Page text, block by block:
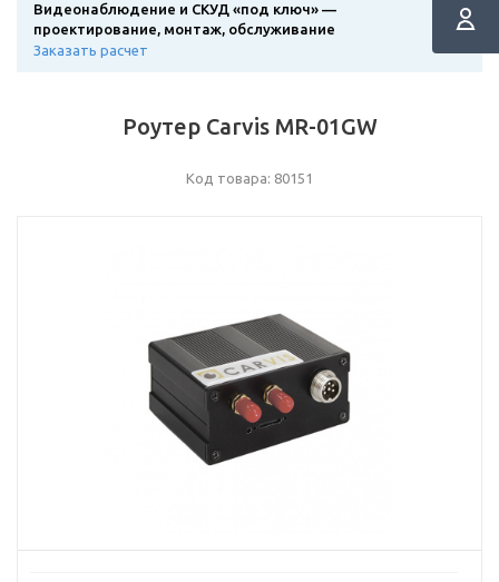
Видеонаблюдение и СКУД «под ключ» —
проектирование, монтаж, обслуживание
Заказать расчет
Роутер Carvis MR-01GW
Код товара: 80151